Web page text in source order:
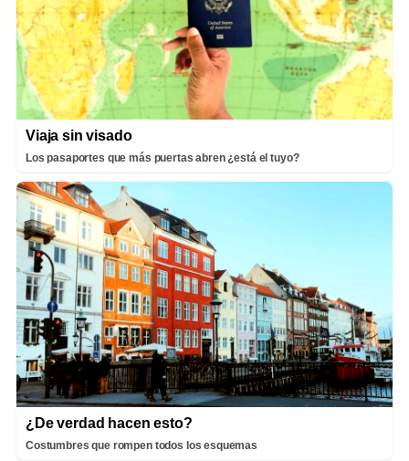
Viaja sin visado
Los pasaportes que más puertas abren ¿está el tuyo?
¿De verdad hacen esto?
Costumbres que rompen todos los esquemas